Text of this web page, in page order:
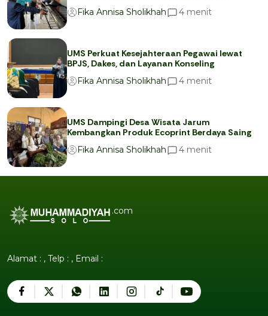
Fika Annisa Sholikhah
4 menit
UMS Perkuat Kesejahteraan Pegawai lewat
BPJS, Dakes, dan Layanan Konseling
Fika Annisa Sholikhah
4 menit
UMS Dampingi Desa Wisata Jarum
Kembangkan Produk Ecoprint Berdaya Saing
Fika Annisa Sholikhah
4 menit
.com
Alamat : , Telp : , Email :